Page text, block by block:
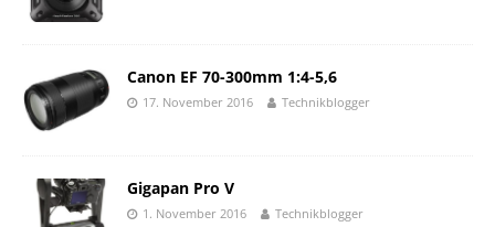
Canon EF 70-300mm 1:4-5,6
17. November 2016 Technikblogger
Gigapan Pro V
1. November 2016 Technikblogger